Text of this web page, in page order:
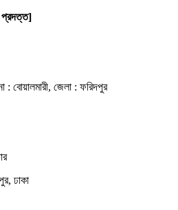
প্রদত্ত]
: বোয়ালমারী, জেলা : ফরিদপুর
ঢাকা